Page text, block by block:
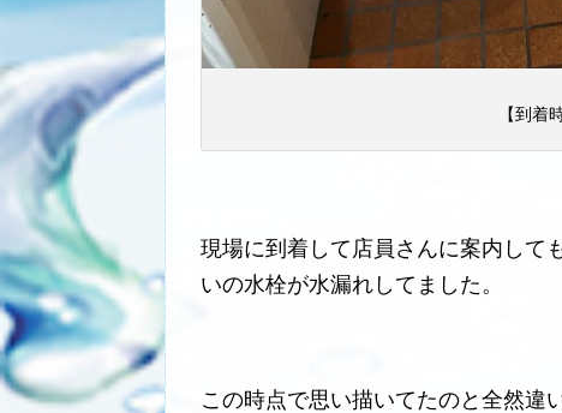
【到着
現場に到着して店員さんに案内して
いの水栓が水漏れしてました。
この時点で思い描いてたのと全然違